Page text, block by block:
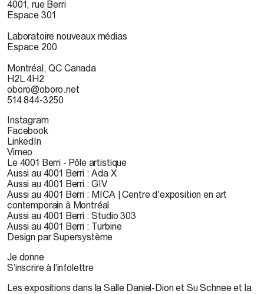
4001, rue Berri
Espace 301
Laboratoire nouveaux médias
Espace 200
Montréal, QC Canada
H2L 4H2
oboro@oboro.net
514 844-3250
Instagram
Facebook
LinkedIn
Vimeo
Le 4001 Berri - Pôle artistique
Aussi au 4001 Berri : Ada X
Aussi au 4001 Berri : GIV
Aussi au 4001 Berri : MICA | Centre d'exposition en art
contemporain à Montréal
Aussi au 4001 Berri : Studio 303
Aussi au 4001 Berri : Turbine
Design par Supersystème
Je donne
S’inscrire à l’infolettre
Les expositions dans la Salle Daniel-Dion et Su Schnee et la